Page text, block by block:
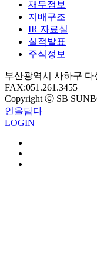
재무정보
지배구조
IR 자료실
실적발표
주식정보
부산광역시 사하구 다
FAX:051.261.3455
Copyright ⓒ SB
인을담다
LOGIN